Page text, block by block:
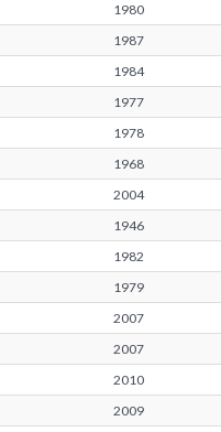
1980
1987
1984
1977
1978
1968
2004
1946
1982
1979
2007
2007
2010
2009